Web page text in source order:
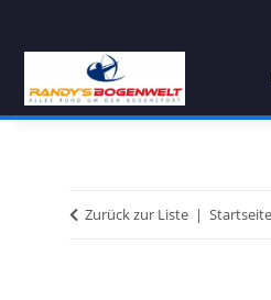
Zurück zur Liste Startseite